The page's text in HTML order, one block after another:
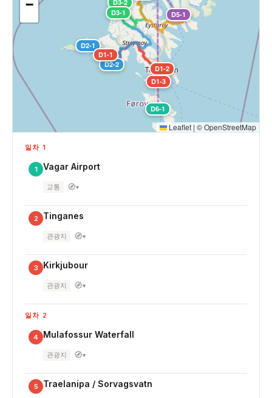
D1-1
D1-2
D1-3
D2-1
D2-2
D3-1
D3-2
D5-1
D6-1
−
Leaflet | ©OpenStreetMap
일차 1
1 Vagar Airport
교통 🧭▾
2 Tinganes
관광지 🧭▾
3 Kirkjubour
관광지 🧭▾
일차 2
4 Mulafossur Waterfall
관광지 🧭▾
5 Traelanipa / Sorvagsvatn